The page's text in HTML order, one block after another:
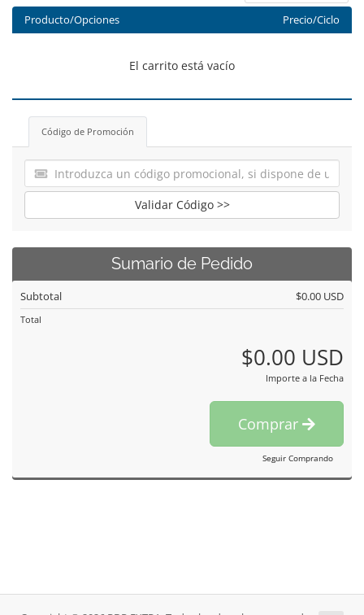
Producto/Opciones Precio/Ciclo
El carrito está vacío
Código de Promoción
Validar Código >>
Sumario de Pedido
Subtotal $0.00 USD
Total
$0.00 USD
Importe a la Fecha
Comprar
Seguir Comprando